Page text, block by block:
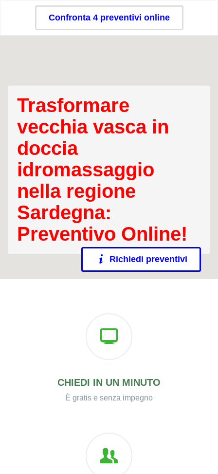
Confronta 4 preventivi online
Trasformare
vecchia vasca in
doccia
idromassaggio
nella regione
Sardegna:
Preventivo Online!
Richiedi preventivi
CHIEDI IN UN MINUTO
È gratis e senza impegno